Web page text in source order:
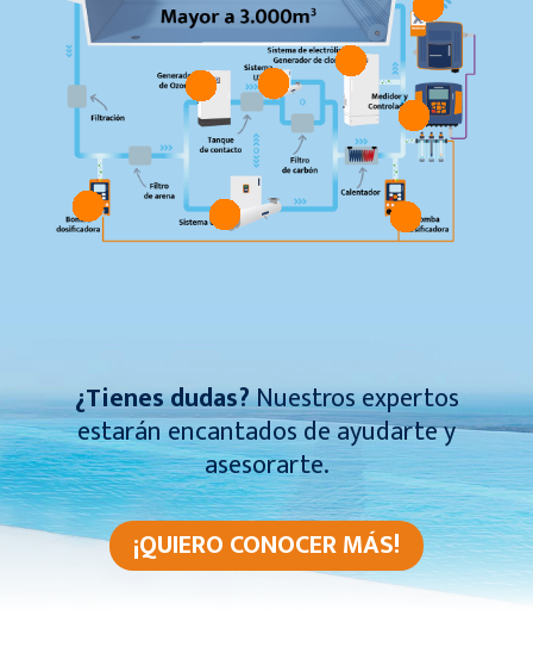
¿Tienes dudas?Nuestros expertos
estarán encantados de ayudarte y
asesorarte.
¡QUIERO CONOCER MÁS!